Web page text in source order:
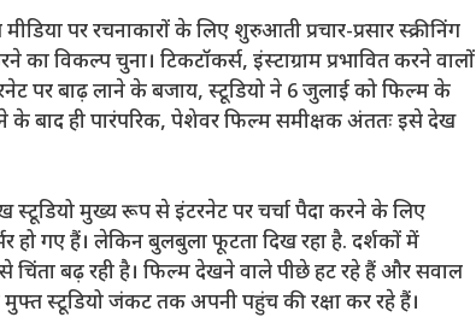
पर रचनाकारों के लिए शुरुआती प्रचार-प्रसार स्क्रीनिंग
विकल्प चुना। टिकटॉकर्स, इंस्टाग्राम प्रभावित करने वालों
पर बाढ़ लाने के बजाय, स्टूडियो ने 6 जुलाई को फिल्म के
के बाद ही पारंपरिक, पेशेवर फिल्म समीक्षक अंततः इसे देख
स्टूडियो मुख्य रूप से इंटरनेट पर चर्चा पैदा करने के लिए
हो गए हैं। लेकिन बुलबुला फूटता दिख रहा है. दर्शकों में
चिंता बढ़ रही है। फिल्म देखने वाले पीछे हट रहे हैं और सवाल
मुफ्त स्टूडियो जंकट तक अपनी पहुंच की रक्षा कर रहे हैं।